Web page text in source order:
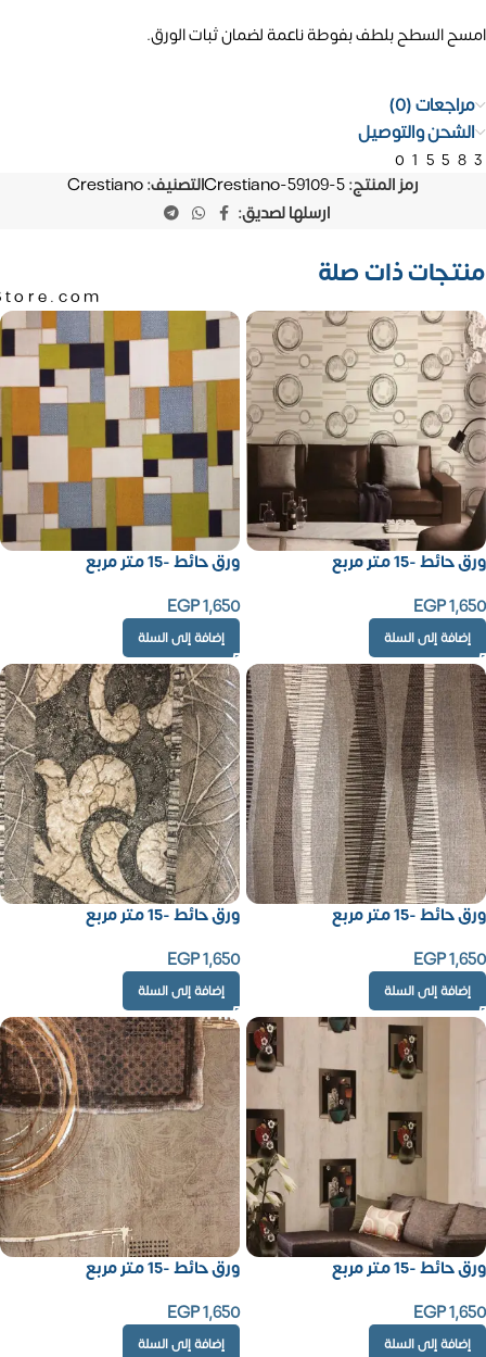
امسح السطح بلطف بفوطة ناعمة لضمان ثبات الورق.
مراجعات (0)
الشحن والتوصيل
رمز المنتج:Crestiano-59109-5التصنيف:Crestiano
ارسلها لصديق:
منتجات ذات صلة
ورق حائط -15 متر مربع
EGP1,650
إضافة إلى السلة
ورق حائط -15 متر مربع
EGP1,650
إضافة إلى السلة
ورق حائط -15 متر مربع
EGP1,650
إضافة إلى السلة
ورق حائط -15 متر مربع
EGP1,650
إضافة إلى السلة
ورق حائط -15 متر مربع
EGP1,650
إضافة إلى السلة
ورق حائط -15 متر مربع
EGP1,650
إضافة إلى السلة